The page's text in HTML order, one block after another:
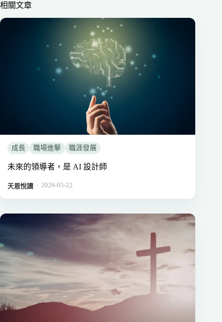
相關文章
成長 職場進擊 職涯發展
未來的領導者，是 AI 設計師
天恩悅讀 ． 2026-05-22